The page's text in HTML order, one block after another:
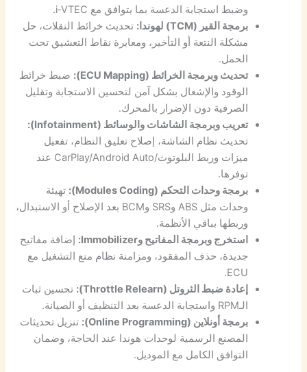
وضبط استجابة الدعسة بما يتوافق مع i‑VTEC.
برمجة القير (TCM) لهوندا:
تحديث خرائط النقلات، حل
مشكلة النتعة أو التأخير، ومعايرة نقاط التعشيق تحت
الحمل.
تحديث وبرمجة الخرائط (ECU Mapping):
ضبط خرائط
الوقود والإشعال بشكل آمن لتحسين الاستجابة وتقليل
الصرفية دون الإضرار بالمحرك.
تعريب وبرمجة الشاشات والوسائط (Infotainment):
تحديث نظام الشاشة، إصلاح تعليق النظام، تفعيل
ميزات وربط البلوتوث/CarPlay/Android Auto عند
توفرها.
برمجة وحدات التحكم (Modules Coding):
تهيئة
وحدات مثل ABS وSRS وBCM بعد الإصلاح أو الاستبدال،
وربطها بباقي الأنظمة.
استخرج وبرمجة المفاتيح وImmobilizer:
إضافة مفاتيح
جديدة، حذف المفقود، ومزامنة نظام منع التشغيل مع
ECU.
إعادة ضبط الثروتل (Throttle Relearn):
تحسين ثبات
الـRPM واستجابة الدعسة بعد التنظيف أو الصيانة.
برمجة أونلاين (Online Programming):
تنزيل تحديثات
المصنع الرسمية لوحدات هوندا عند الحاجة، وضمان
التوافق الكامل مع الموديل.